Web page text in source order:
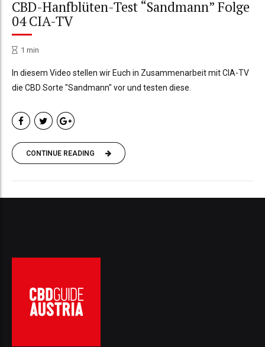
CBD-Hanfblüten-Test “Sandmann” Folge
04 CIA-TV
1 min
In diesem Video stellen wir Euch in Zusammenarbeit mit CIA-TV
die CBD Sorte "Sandmann" vor und testen diese.
CONTINUE READING